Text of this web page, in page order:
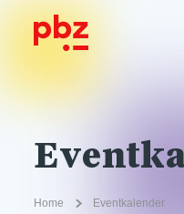
Home Eventkalender